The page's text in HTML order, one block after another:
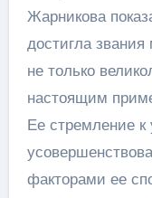
Жарникова
достигла звания
не только
настоящим
Ее стремление к
факторами ее